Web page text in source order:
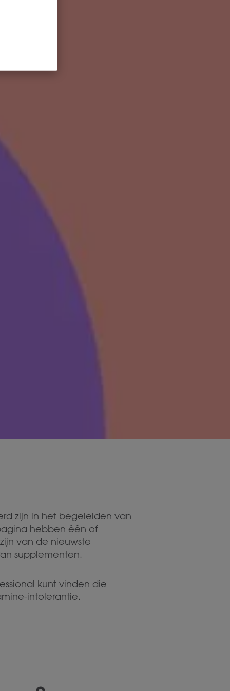
zijn in het begeleiden van
hebben één of
van de nieuwste
supplementen.
kunt vinden die
intolerantie.